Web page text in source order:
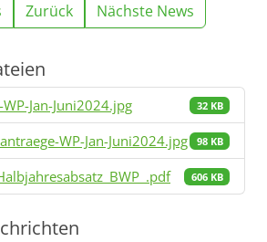
Zurück Nächste News
Jan-Juni2024.jpg 32 KB
WP-Jan-Juni2024.jpg 98 KB
606 KB